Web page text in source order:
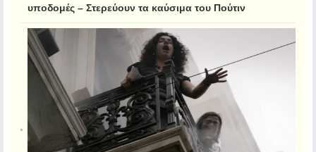
υποδομές – Στερεύουν τα καύσιμα του Πούτιν